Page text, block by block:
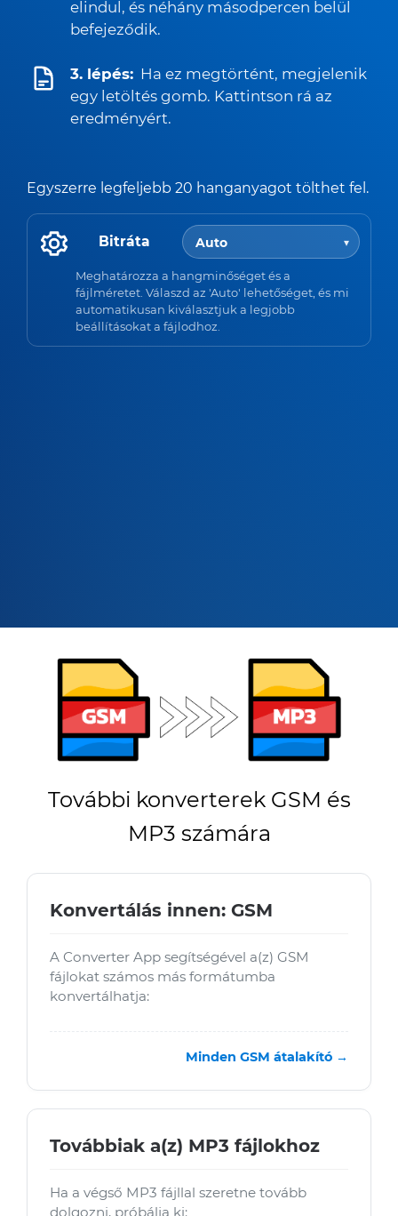
elindul, és néhány másodpercen belül
befejeződik.
3. lépés: Ha ez megtörtént, megjelenik
egy letöltés gomb. Kattintson rá az
eredményért.
Egyszerre legfeljebb 20 hanganyagot tölthet fel.
Bitráta
Meghatározza a hangminőséget és a
fájlméretet. Válaszd az 'Auto' lehetőséget, és mi
automatikusan kiválasztjuk a legjobb
beállításokat a fájlodhoz.
További konverterek GSM és
MP3 számára
Konvertálás innen: GSM
A Converter App segítségével a(z) GSM
fájlokat számos más formátumba
konvertálhatja:
Minden GSM átalakító →
Továbbiak a(z) MP3 fájlokhoz
Ha a végső MP3 fájllal szeretne tovább
dolgozni, próbálja ki: